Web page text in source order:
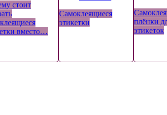
стоит
вместо…
Самоклеящиеся
этикетки
плёнки
этикеток